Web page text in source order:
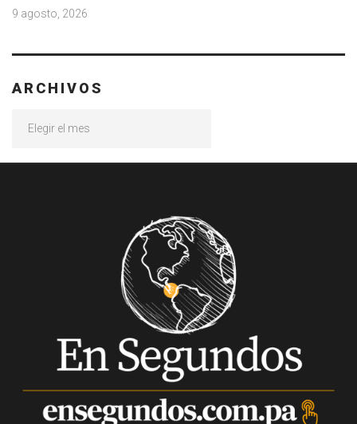
9 agosto, 2026
ARCHIVOS